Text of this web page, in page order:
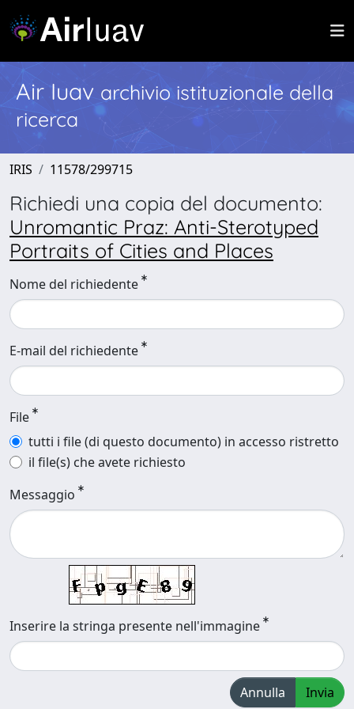
Air Iuav archivio istituzionale della
ricerca
IRIS 11578/299715
Richiedi una copia del documento:
Unromantic Praz: Anti-Sterotyped
Portraits of Cities and Places
Nome del richiedente
E-mail del richiedente
File
tutti i file (di questo documento) in accesso ristretto
il file(s) che avete richiesto
Messaggio
Inserire la stringa presente nell'immagine
Annulla Invia